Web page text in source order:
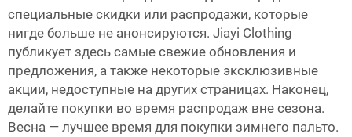
специальные скидки или распродажи, которые
нигде больше не анонсируются. Jiayi Clothing
публикует здесь самые свежие обновления и
предложения, а также некоторые эксклюзивные
акции, недоступные на других страницах. Наконец,
делайте покупки во время распродаж вне сезона.
Весна — лучшее время для покупки зимнего пальто.